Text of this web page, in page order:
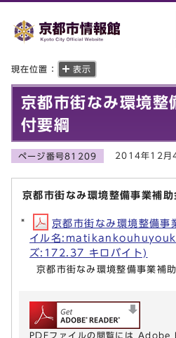
現在位置： 表示
京都市街なみ環境整
付要綱
ページ番号81209 2014年12月
京都市街なみ環境整備事業補助
京都市街なみ環境整備事
イル名
ズ:172.37 キロバイト)
京都市街なみ環境整備事業補
PDFファイルの閲覧には Adobe